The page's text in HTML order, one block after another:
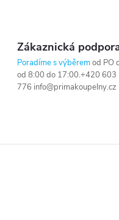
Zákaznická
Poradíme s výběremod PO
od 8:00 do 17:00.+420 603
776 info@primakoupelny.cz